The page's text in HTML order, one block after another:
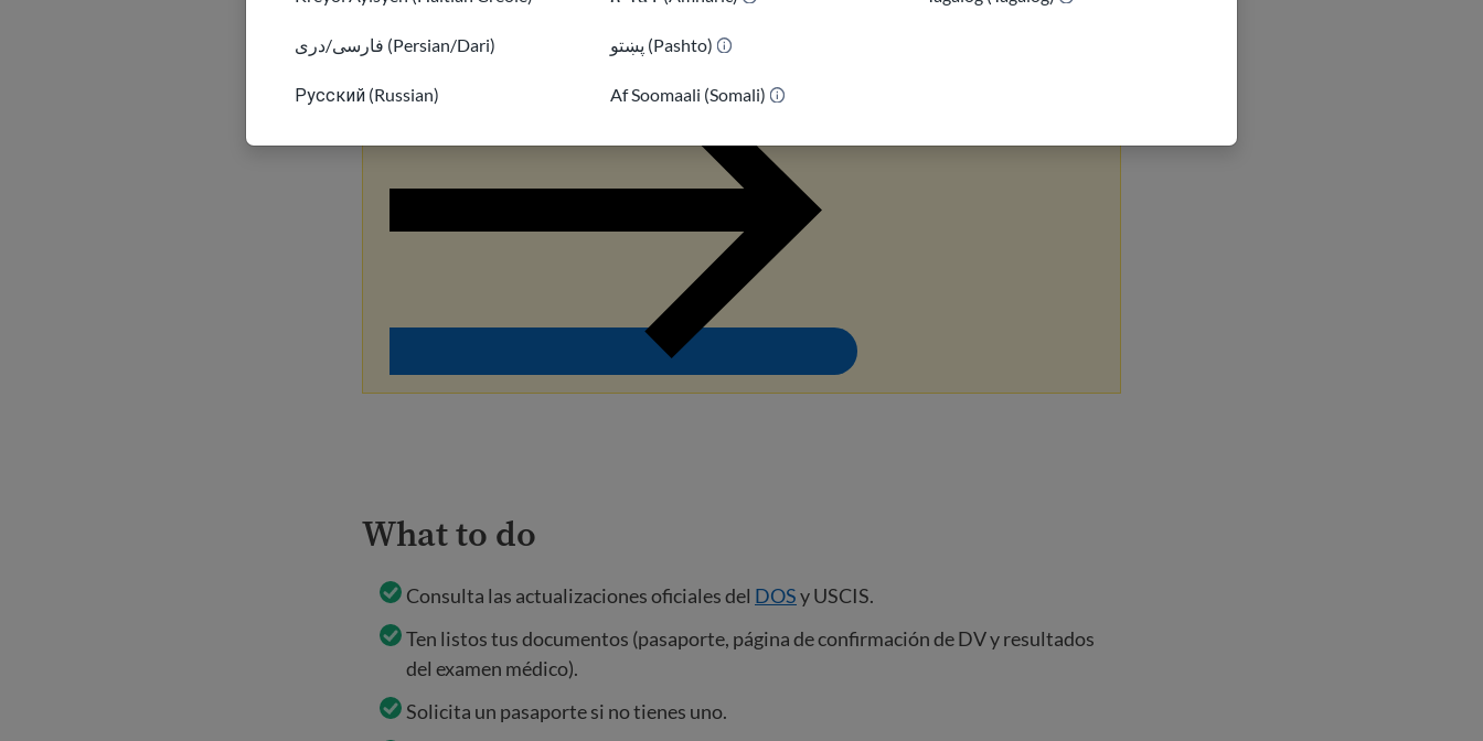
فارسی/دری (Persian/Dari)
Русский (Russian)
پښتو (Pashto)
Af Soomaali (Somali)
Conozca más
What to do
Consulta las actualizaciones oficiales del DOSy USCIS.
Ten listos tus documentos (pasaporte, página de confirmación de DV y resultados
del examen médico).
Solicita un pasaporte si no tienes uno.